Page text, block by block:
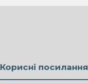
Корисні посилання